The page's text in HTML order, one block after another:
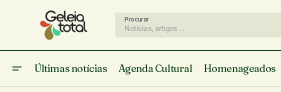
Procurar
Últimas notícias Agenda Cultural Homenageados